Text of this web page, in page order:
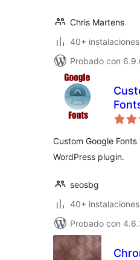
Chris Martens
40+
Probado con
Custom Google
WordPress plugin.
seosbg
40+
Probado con